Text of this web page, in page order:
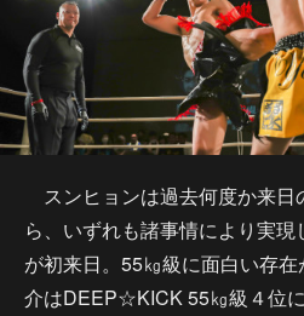
スンヒョンは過去何度か来日
ら、いずれも諸事情により実
が初来日。55㎏級に面白い存
介はDEEP☆KICK 55㎏級４位